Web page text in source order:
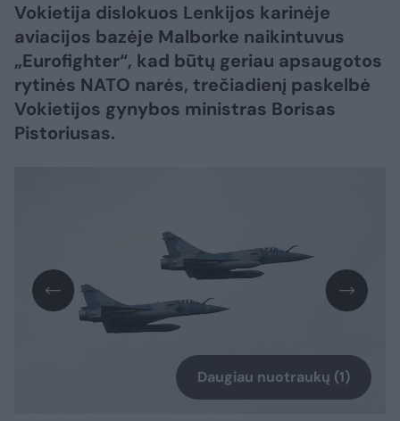
Vokietija dislokuos Lenkijos karinėje
aviacijos bazėje Malborke naikintuvus
„Eurofighter“, kad būtų geriau apsaugotos
rytinės NATO narės, trečiadienį paskelbė
Vokietijos gynybos ministras Borisas
Pistoriusas.
Daugiau nuotraukų (1)